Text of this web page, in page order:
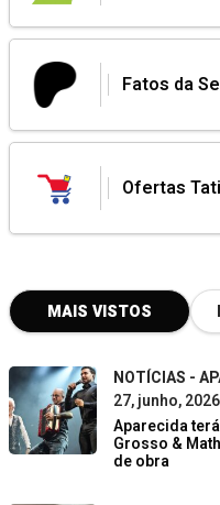
Fatos da
Ofertas
MAIS VISTOS
NOTÍCIAS -
27, junho, 2026
Aparecida
Grosso &
de obra